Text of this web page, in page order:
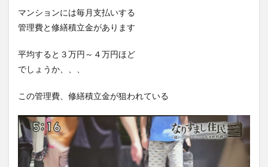
マンションには毎月支払いする
管理費と修繕積立金があります
平均すると３万円～４万円ほど
でしょうか、、、
この管理費、修繕積立金が狙われている